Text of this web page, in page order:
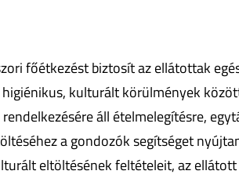
főétkezést biztosít az ellátottak
kulturált körülmények
áll ételmelegítésre,
a gondozók segítséget
eltöltésének feltételeit, az